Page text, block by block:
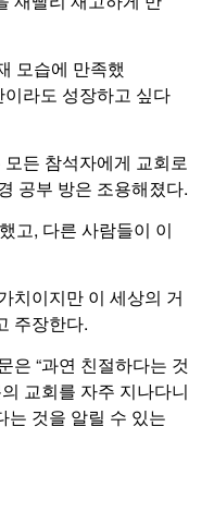
모습에 만족했
라도 성장하고 싶다
든 참석자에게 교회로
공부 방은 조용해졌다.
고, 다른 사람들이 이
치이지만 이 세상의 거
주장한다.
은 “과연 친절하다는 것
교회를 자주 지나다니
는 것을 알릴 수 있는